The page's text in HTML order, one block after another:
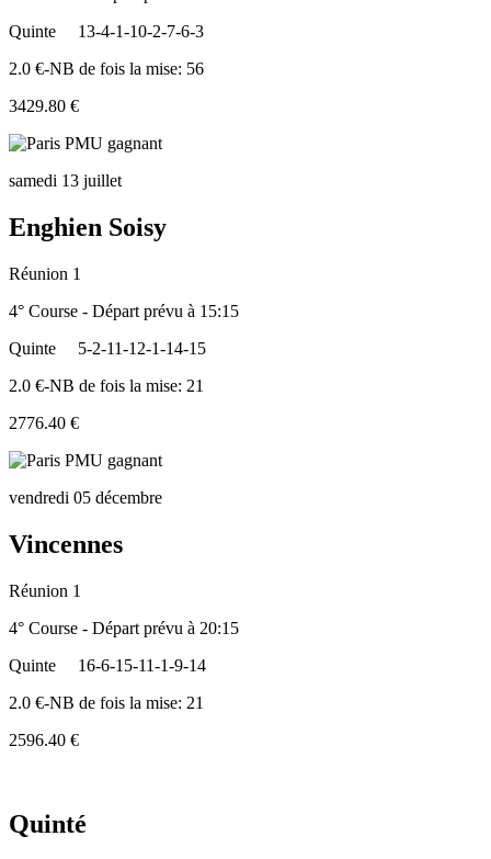
Quinte
13-4-1-10-2-7-6-3
2.0 €-NB de fois la mise: 56
3429.80 €
samedi 13 juillet
Enghien Soisy
Réunion 1
4° Course - Départ prévu à 15:15
Quinte
5-2-11-12-1-14-15
2.0 €-NB de fois la mise: 21
2776.40 €
vendredi 05 décembre
Vincennes
Réunion 1
4° Course - Départ prévu à 20:15
Quinte
16-6-15-11-1-9-14
2.0 €-NB de fois la mise: 21
2596.40 €
Quinté